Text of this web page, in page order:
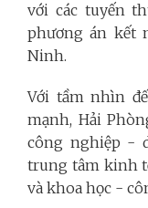
với các tuyến
phương án kết
Ninh.
Với tầm nhìn
mạnh, Hải
công nghiệp -
trung tâm kinh
và khoa học -